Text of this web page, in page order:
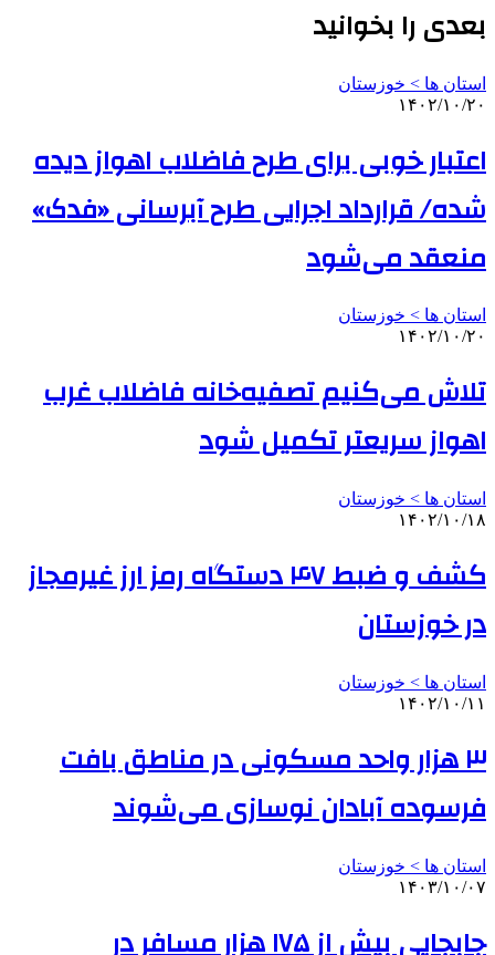
بعدی را بخوانید
استان ها > خوزستان
۱۴۰۲/۱۰/۲۰
اعتبار خوبی برای طرح فاضلاب اهواز دیده
شده/ قرارداد اجرایی طرح آبرسانی «فدک»
منعقد می‌شود
استان ها > خوزستان
۱۴۰۲/۱۰/۲۰
تلاش می‌کنیم تصفیه‌خانه فاضلاب غرب
اهواز سریعتر تکمیل شود
استان ها > خوزستان
۱۴۰۲/۱۰/۱۸
کشف و ضبط ۴۷ دستگاه رمز ارز غیرمجاز
در خوزستان
استان ها > خوزستان
۱۴۰۲/۱۰/۱۱
۳ هزار واحد مسکونی در مناطق بافت
فرسوده آبادان نوسازی می‌شوند
استان ها > خوزستان
۱۴۰۳/۱۰/۰۷
جابجایی بیش از ۱۷۵ هزار مسافر در